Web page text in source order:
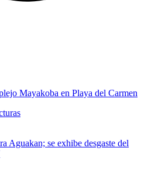
Mayakoba en Playa del Carmen
Aguakan; se exhibe desgaste del